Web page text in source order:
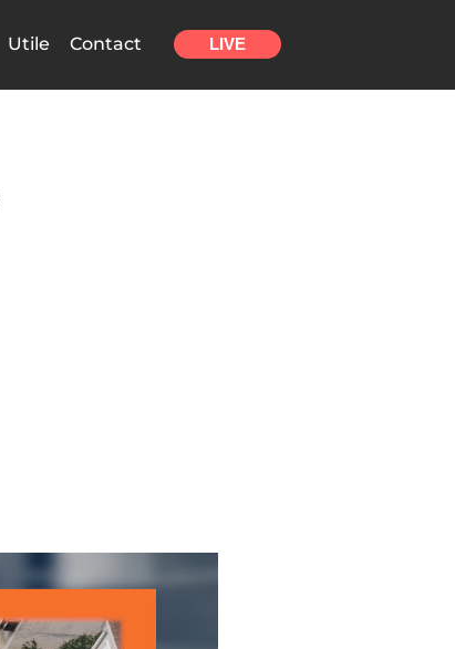
Utile Contact LIVE